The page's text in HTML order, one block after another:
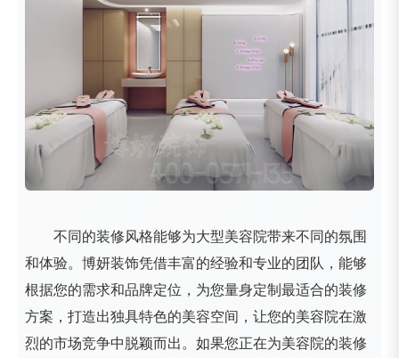
不同的装修风格能够为大型美容院带来不同的氛围
和体验。博妍装饰凭借丰富的经验和专业的团队，能够
根据您的需求和品牌定位，为您量身定制最适合的装修
方案，打造出独具特色的美容空间，让您的美容院在激
烈的市场竞争中脱颖而出。如果您正在为美容院的装修